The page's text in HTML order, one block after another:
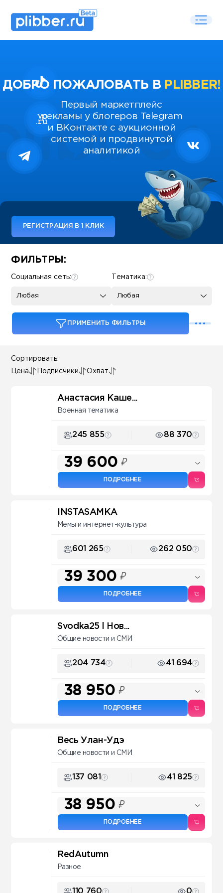
ДОБРО ПОЖАЛОВАТЬ В PLIBBER!
Первый маркетплейс
рекламы у блогеров Telegram
и ВКонтакте с аукционной
системой и продвинутой
аналитикой
РЕГИСТРАЦИЯ В 1 КЛИК
Some SEO Title
ФИЛЬТРЫ:
Тематика:
Любая
Социальная сеть:
Любая
ПРИМЕНИТЬ ФИЛЬТРЫ
Сортировать:
Цена Подписчики Охват
Анастасия Каше...
Военная тематика
245 855 88 370
39 600 ₽
ПОДРОБНЕЕ
INSTASAMKA
Мемы и интернет-культура
601 265 262 050
39 300 ₽
ПОДРОБНЕЕ
Svodka25 l Нов...
Общие новости и СМИ
204 734 41 694
38 950 ₽
ПОДРОБНЕЕ
Весь Улан-Удэ
Общие новости и СМИ
137 081 41 825
38 950 ₽
ПОДРОБНЕЕ
RedAutumn
Разное
110 760 0